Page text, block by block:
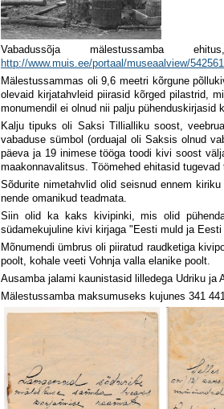
Vabadussõja mälestussamba
http://www.muis.ee/portaal/museaalview/542561
Mälestussammas oli 9,6 meetri kõrgune
olevaid kirjatahvleid piirasid kõrged pilastrid,
monumendil ei olnud nii palju pühenduskirjasid
Kalju tipuks oli Saksi Tillialliku soost,
vabaduse sümbol (orduajal oli Saksis olnud
päeva ja 19 inimese tööga toodi kivi soost
maakonnavalitsus. Töömehed ehitasid
Sõdurite nimetahvlid olid seisnud ennem
nende omanikud teadmata.
Siin olid ka kaks kivipinki, mis olid
südamekujuline kivi kirjaga "Eesti muld ja
Mõnumendi ümbrus oli piiratud raudketiga
poolt, kohale veeti Vohnja valla elanike poolt.
Ausamba jalami kaunistasid lilledega Udriku ja
Mälestussamba maksumuseks kujunes 341